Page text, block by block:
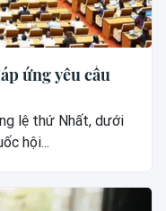
ứng yêu cầu
lệ thứ Nhất, dưới
hội...